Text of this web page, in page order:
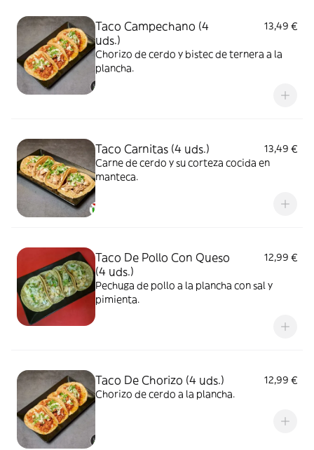
Taco Campechano (4
uds.)
13,49 €
Chorizo de cerdo y bistec de ternera a la
plancha.
Taco Carnitas (4 uds.)
13,49 €
Carne de cerdo y su corteza cocida en
manteca.
Taco De Pollo Con Queso
(4 uds.)
12,99 €
Pechuga de pollo a la plancha con sal y
pimienta.
Taco De Chorizo (4 uds.)
12,99 €
Chorizo de cerdo a la plancha.